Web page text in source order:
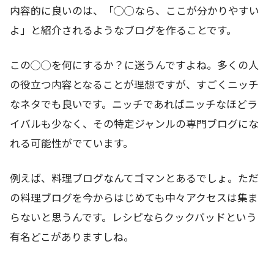
内容的に良いのは、「◯◯なら、ここが分かりやすい
よ」と紹介されるようなブログを作ることです。
この◯◯を何にするか？に迷うんですよね。多くの人
の役立つ内容となることが理想ですが、すごくニッチ
なネタでも良いです。ニッチであればニッチなほどラ
イバルも少なく、その特定ジャンルの専門ブログにな
れる可能性がでています。
例えば、料理ブログなんてゴマンとあるでしょ。ただ
の料理ブログを今からはじめても中々アクセスは集ま
らないと思うんです。レシピならクックパッドという
有名どこがありますしね。